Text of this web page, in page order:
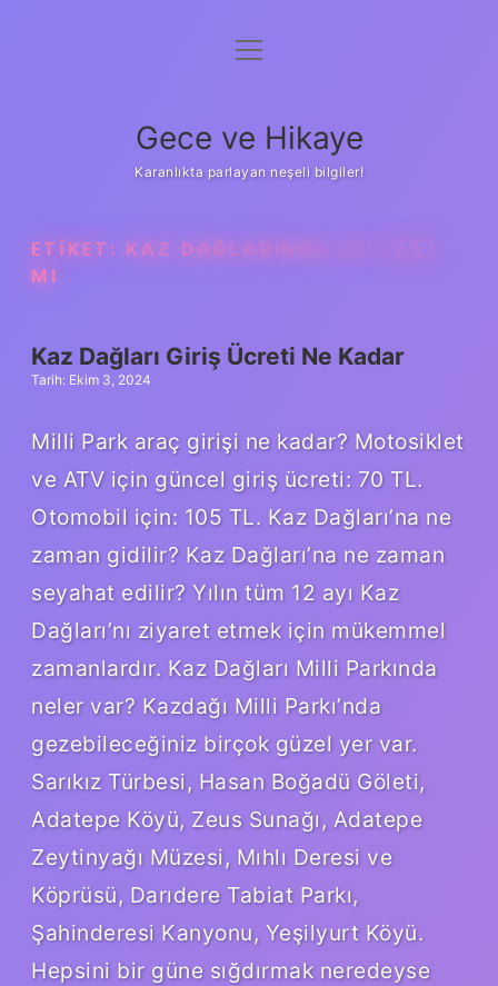
Anasayfa
Yasal Uyarı
menüyü
Gece ve Hikaye
Karanlıkta parlayan neşeli bilgiler!
ETIKET: KAZ DAĞLARINDA AYI VAR
MI
Kaz Dağları Giriş Ücreti Ne Kadar
Tarih: Ekim 3, 2024
Milli Park araç girişi ne kadar? Motosiklet
ve ATV için güncel giriş ücreti: 70 TL.
Otomobil için: 105 TL. Kaz Dağları’na ne
zaman gidilir? Kaz Dağları’na ne zaman
seyahat edilir? Yılın tüm 12 ayı Kaz
Dağları’nı ziyaret etmek için mükemmel
zamanlardır. Kaz Dağları Milli Parkında
neler var? Kazdağı Milli Parkı’nda
gezebileceğiniz birçok güzel yer var.
Sarıkız Türbesi, Hasan Boğadü Göleti,
Adatepe Köyü, Zeus Sunağı, Adatepe
Zeytinyağı Müzesi, Mıhlı Deresi ve
Köprüsü, Darıdere Tabiat Parkı,
Şahinderesi Kanyonu, Yeşilyurt Köyü.
Hepsini bir güne sığdırmak neredeyse